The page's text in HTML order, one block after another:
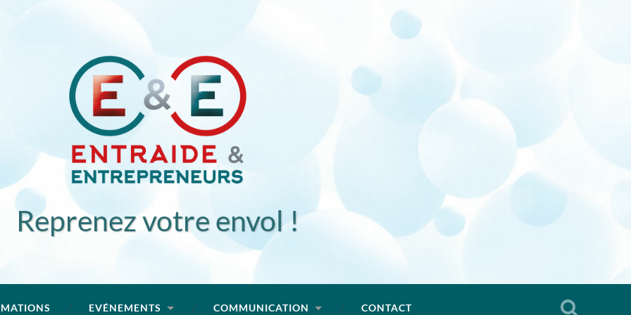
Reprenez votre envol !
EVÉNEMENTS COMMUNICATION CONTACT